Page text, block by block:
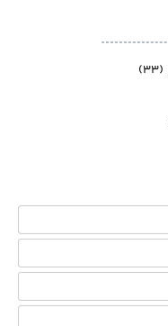
(۳۳)